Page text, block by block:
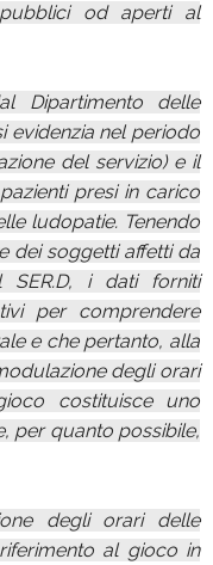
od aperti al
Dipartimento delle
evidenzia nel periodo
del servizio) e il
presi in carico
ludopatie. Tenendo
dei soggetti affetti da
i dati forniti
per comprendere
e che pertanto, alla
degli orari
costituisce uno
per quanto possibile,
degli orari delle
al gioco in